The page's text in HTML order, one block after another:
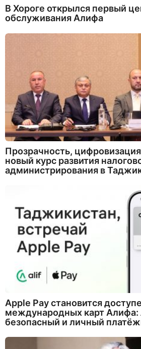
В Хороге открылся первый
обслуживания Алифа
Прозрачность,
новый курс развития
администрирования в
Apple Pay становится
международных карт Алифа:
безопасный и личный